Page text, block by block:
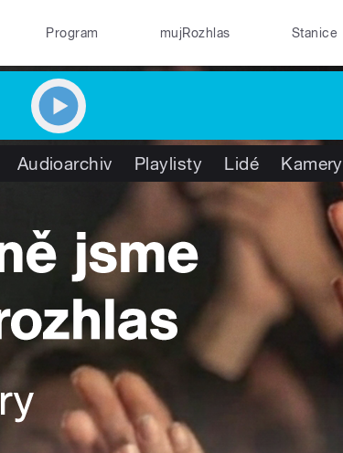
Program mujRozhlas Stanice
Audioarchiv Playlisty Lidé Kamery